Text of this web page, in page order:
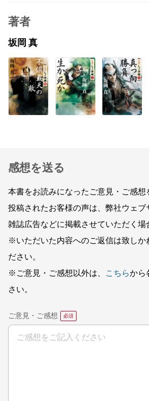
著者
坂岡 真
感想を送る
本書をお読みになったご意見・ご感想
投稿されたお客様の声は、弊社ウェブ
雑誌広告などに掲載させていただく場
※いただいた内容へのご返信は致しか
ださい。
※ご意見・ご感想以外は、
こちらから
さい。
ご意見・ご感想